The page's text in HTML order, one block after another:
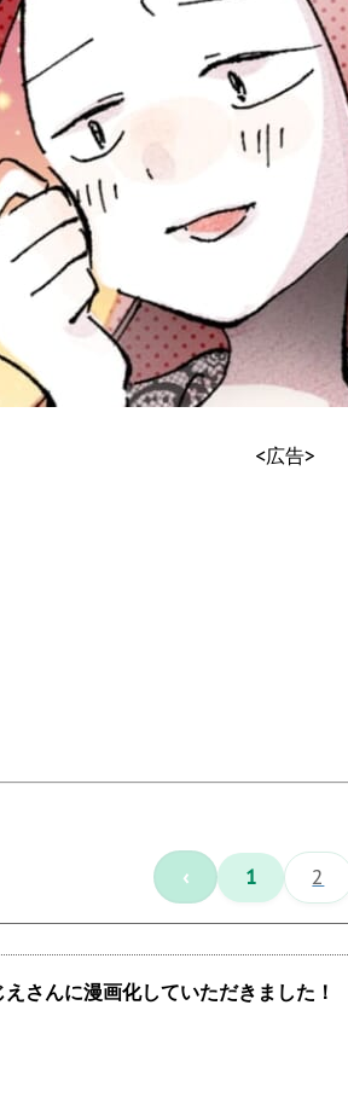
<広告>
‹ 1 2
さんに漫画化していただきました！